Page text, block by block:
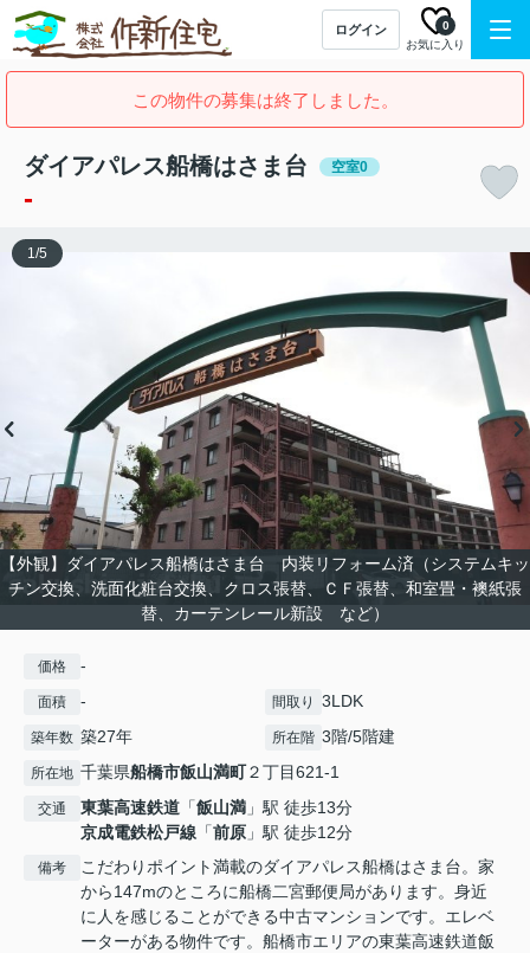
ログイン
お気に入り
0
この物件の募集は終了しました。
ダイアパレス船橋はさま台 空室0
-
【外観】ダイアパレス船橋はさま台 内装リフォーム済（システムキッ
チン交換、洗面化粧台交換、クロス張替、ＣＦ張替、和室畳・襖紙張
替、カーテンレール新設 など）
1/5
価格 -
面積 - 間取り 3LDK
築年数 築27年 所在階 3階/5階建
所在地 千葉県船橋市飯山満町２丁目621-1
交通 東葉高速鉄道 「飯山満 」駅 徒歩13分
京成電鉄松戸線 「前原 」駅 徒歩12分
備考
こだわりポイント満載のダイアパレス船橋はさま台。家
から147mのところに船橋二宮郵便局があります。身近
に人を感じることができる中古マンションです。エレベ
ーターがある物件です。船橋市エリアの東葉高速鉄道飯